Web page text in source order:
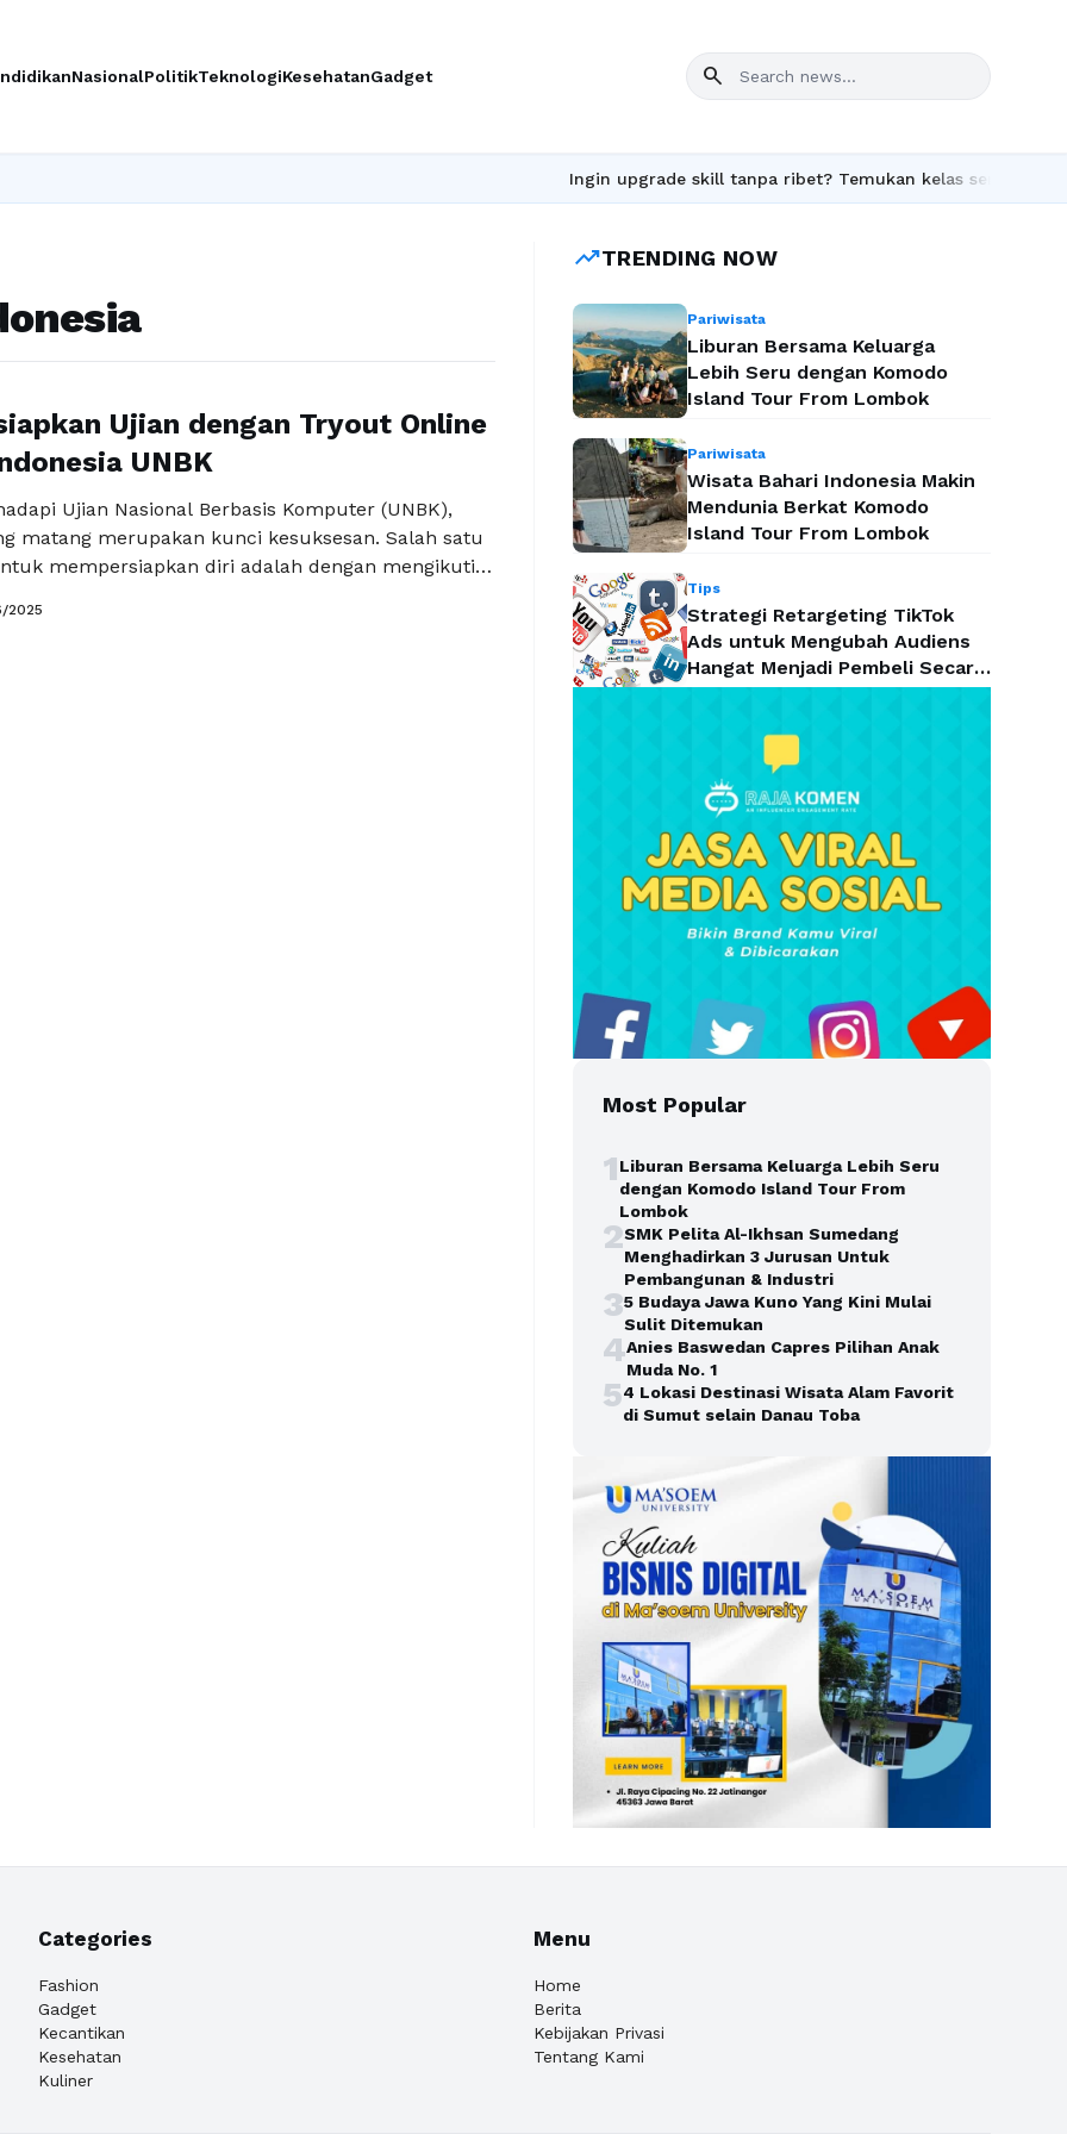
NasionalPolitikTeknologiKesehatanGadget search
Ingin upgrade skill tanpa ribet? Temukan kelas seru dan materi
Ujian dengan Tryout Online
UNBK
Ujian Nasional Berbasis Komputer (UNBK),
matang merupakan kunci kesuksesan. Salah satu
mempersiapkan diri adalah dengan mengikuti
kepada siswa untuk berlatih dan
2025
trending_upTRENDING NOW
Pariwisata
Liburan Bersama Keluarga
Lebih Seru dengan Komodo
Island Tour From Lombok
Pariwisata
Wisata Bahari Indonesia Makin
Mendunia Berkat Komodo
Island Tour From Lombok
Tips
Strategi Retargeting TikTok
Ads untuk Mengubah Audiens
Hangat Menjadi Pembeli Secara
Efektif
Most Popular
1Liburan Bersama Keluarga Lebih Seru
dengan Komodo Island Tour From
Lombok
2SMK Pelita Al-Ikhsan Sumedang
Menghadirkan 3 Jurusan Untuk
Pembangunan & Industri
35 Budaya Jawa Kuno Yang Kini Mulai
Sulit Ditemukan
4Anies Baswedan Capres Pilihan Anak
Muda No. 1
54 Lokasi Destinasi Wisata Alam Favorit
di Sumut selain Danau Toba
Categories
Fashion
Gadget
Kecantikan
Kesehatan
Kuliner
Menu
Home
Berita
Kebijakan Privasi
Tentang Kami